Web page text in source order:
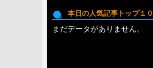
投
稿
一
本日の人気記事トップ１０
まだデータがありません。